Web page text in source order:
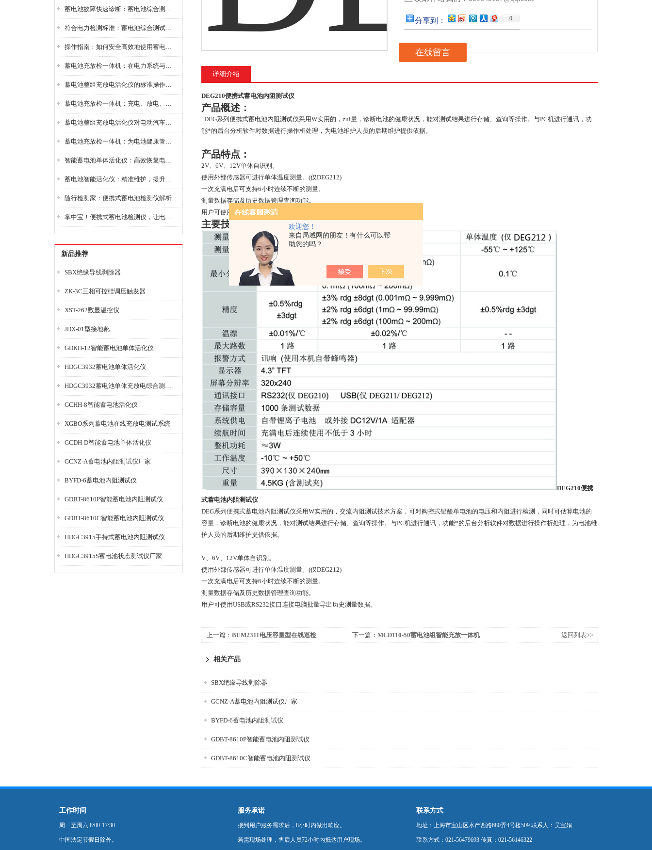
欢迎您！
来自局域网的朋友！有什么可以帮
助您的吗？
蓄电池故障快速诊断：蓄电池综合测试仪判断落后电池的方法与标准
符合电力检测标准：蓄电池综合测试仪测试规范与精度校准方法详解
操作指南：如何安全高效地使用蓄电池智能活化仪？
蓄电池充放检一体机：在电力系统与储能设备中的创新应用，确保蓄电池性能与可靠性
蓄电池整组充放电活化仪的标准操作流程：从接线设置到充放电参数设定的安全规范
蓄电池充放检一体机：充电、放电、检测三功能集成设备
蓄电池整组充放电活化仪对电动汽车电池有帮助吗？
蓄电池充放检一体机：为电池健康管理提供一站式解决方案
智能蓄电池单体活化仪：高效恢复电池性能，延长蓄电池使用寿命
蓄电池智能活化仪：精准维护，提升电池健康状态
随行检测家：便携式蓄电池检测仪解析
掌中宝！便携式蓄电池检测仪，让电池检测变得简单又快捷！
新品推荐
SBX绝缘导线剥除器
ZK-3C三相可控硅调压触发器
XST-262数显温控仪
JDX-01型接地靴
GDKH-12智能蓄电池单体活化仪
HDGC3932蓄电池单体活化仪
HDGC3932蓄电池单体充放电综合测试仪
GCHH-8智能蓄电池活化仪
XGBO系列蓄电池在线充放电测试系统
GCDH-D智能蓄电池单体活化仪
GCNZ-A蓄电池内阻测试仪厂家
BYFD-6蓄电池内阻测试仪
GDBT-8610P智能蓄电池内阻测试仪
GDBT-8610C智能蓄电池内阻测试仪
HDGC3915手持式蓄电池内阻测试仪厂家
HDGC3915S蓄电池状态测试仪厂家
分享到： 0
在线留言
详细介绍
DEG210便携式蓄电池内阻测试仪
产品概述：
DEG系列便携式蓄电池内阻测试仪采用W实用的，zui量，诊断电池的健康状况，能对测试结果进行存储、查询等操作。与PC机进行通讯，功
能*的后台分析软件对数据进行操作析处理，为电池维护人员的后期维护提供依据。
产品特点：
2V、6V、12V单体自识别。
使用外部传感器可进行单体温度测量。(仅DEG212)
一次充满电后可支持6小时连续不断的测量。
测量数据存储及历史数据管理查询功能。
用户可使用USB或RS232接口连接电脑批量导出历史测量数据。
主要技术指标：
DEG210便携
式蓄电池内阻测试仪
DEG系列便携式蓄电池内阻测试仪采用W实用的，交流内阻测试技术方案，可对阀控式铅酸单电池的电压和内阻进行检测，同时可估算电池的
容量，诊断电池的健康状况，能对测试结果进行存储、查询等操作。与PC机进行通讯，功能*的后台分析软件对数据进行操作析处理，为电池维
护人员的后期维护提供依据。
V、6V、12V单体自识别。
使用外部传感器可进行单体温度测量。(仅DEG212)
一次充满电后可支持6小时连续不断的测量。
测量数据存储及历史数据管理查询功能。
用户可使用USB或RS232接口连接电脑批量导出历史测量数据。
上一篇： BEM2311电压容量型在线巡检 下一篇： MCD110-50蓄电池组智能充放一体机 返回列表>>
相关产品
SBX绝缘导线剥除器
GCNZ-A蓄电池内阻测试仪厂家
BYFD-6蓄电池内阻测试仪
GDBT-8610P智能蓄电池内阻测试仪
GDBT-8610C智能蓄电池内阻测试仪
工作时间
周一至周六 8:00-17:30
中国法定节假日除外。
服务承诺
接到用户服务需求后，8小时内做出响应。
若需现场处理，售后人员72小时内抵达用户现场。
联系方式
地址：上海市宝山区水产西路680弄4号楼509 联系人：吴宝娟
联系方式：021-56479693 传真：021-56146322